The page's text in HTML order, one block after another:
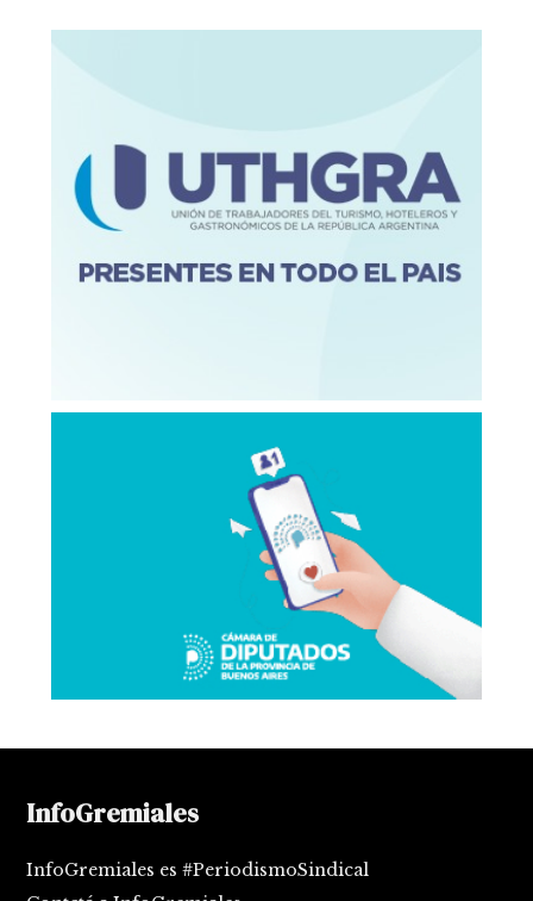
InfoGremiales
InfoGremiales es #PeriodismoSindical